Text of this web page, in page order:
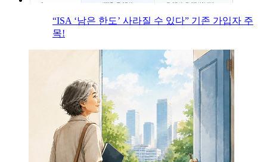
“ISA ‘남은 한도’ 사라질 수 있다” 기존 가입자 주
목!